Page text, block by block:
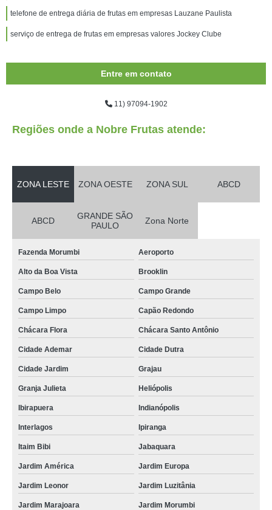
telefone de entrega diária de frutas em empresas Lauzane Paulista
serviço de entrega de frutas em empresas valores Jockey Clube
Entre em contato
11) 97094-1902
Regiões onde a Nobre Frutas atende:
ZONA LESTE ZONA OESTE ZONA SUL ABCD
ABCD
GRANDE SÃO
PAULO
Zona Norte
Fazenda Morumbi Aeroporto
Alto da Boa Vista Brooklin
Campo Belo Campo Grande
Campo Limpo Capão Redondo
Chácara Flora Chácara Santo Antônio
Cidade Ademar Cidade Dutra
Cidade Jardim Grajau
Granja Julieta Heliópolis
Ibirapuera Indianópolis
Interlagos Ipiranga
Itaim Bibi Jabaquara
Jardim América Jardim Europa
Jardim Leonor Jardim Luzitânia
Jardim Marajoara Jardim Morumbi